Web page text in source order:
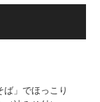
」でほっこり